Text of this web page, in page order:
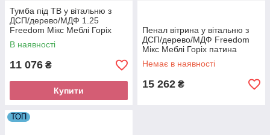
Модульна система Freedom горіх патина від фабрики Мікс
Меблі - це сучасний та якісний набір меблів з натурального
дерева. Місткі та функціональні елементи виглядають легко в
інтер'єрі. Колекція Freedom виконана з матеріалів: фасад –
Тумба під ТВ у вітальню з
ДСП/дерево/МДФ 1.25
Freedom Мікс Меблі Горіх
патина
В наявності
11 076 ₴
Купити
Пенал вітрина у вітальню з
ДСП/дерево/МДФ Freedom
Мікс Меблі Горіх патина
Немає в наявності
15 262 ₴
ТОП